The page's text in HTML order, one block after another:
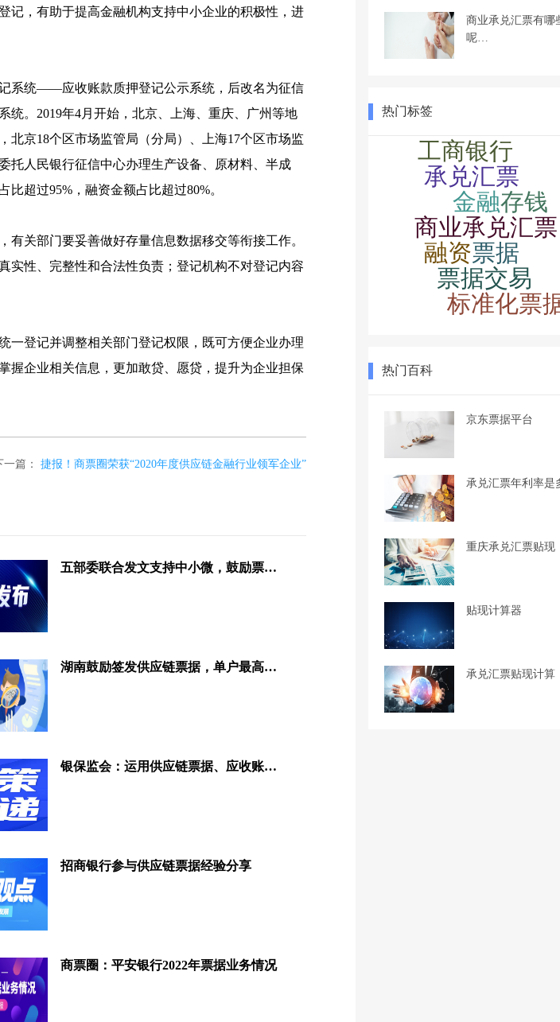
记，有助于提高金融机构支持中小企业的积极性，进
系统——应收账款质押登记公示系统，后改名为征信
。2019年4月开始，北京、上海、重庆、广州等地
北京18个区市场监管局（分局）、上海17个区市场监
托人民银行征信中心办理生产设备、原材料、半成
超过95%，融资金额占比超过80%。
关部门要妥善做好存量信息数据移交等衔接工作。
实性、完整性和合法性负责；登记机构不对登记内容
登记并调整相关部门登记权限，既可方便企业办理
握企业相关信息，更加敢贷、愿贷，提升为企业担保
一篇： 捷报！商票圈荣获“2020年度供应链金融行业领军企业”
五部委联合发文支持中小微，鼓励票据融资，用好再贴现工具
湖南鼓励签发供应链票据，单户最高奖励100万元
银保监会：运用供应链票据、应收账款融资优化服务模式
招商银行参与供应链票据经验分享
商票圈：平安银行2022年票据业务情况
商业承兑汇票有哪
呢…
热门标签
热门百科
京东票据平台
承兑汇票年利率是
重庆承兑汇票贴现
贴现计算器
承兑汇票贴现计算